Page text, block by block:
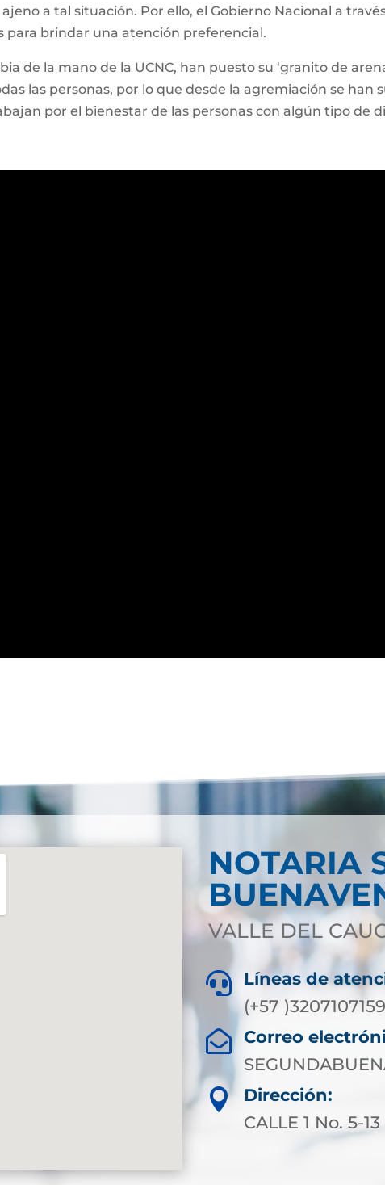
a tal situación. Por ello, el Gobierno Nacional a
brindar una atención preferencial.
de la mano de la UCNC, han puesto su ‘granito de
las personas, por lo que desde la agremiación se han
por el bienestar de las personas con algún tipo de
NOTARIA
VALLE DEL

Líneas de
(+57 )3207107159

Correo

Dirección:
CALLE 1 No. 5-